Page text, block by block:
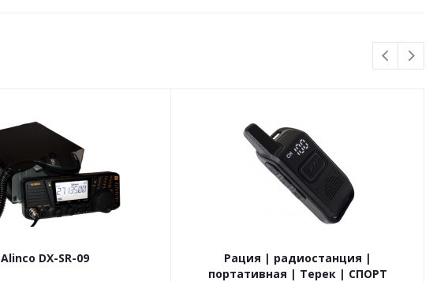
Alinco DX-SR-09
Рация | радиостанция |
портативная | Терек | СПОРТ